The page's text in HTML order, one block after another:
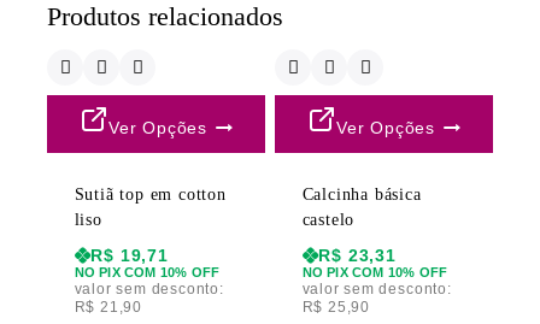
Produtos relacionados
Ver Opções
Sutiã top em cotton
liso
R$ 19,71
NO PIX COM 10% OFF
valor sem desconto:
R$ 21,90
Ver Opções
Calcinha básica
castelo
R$ 23,31
NO PIX COM 10% OFF
valor sem desconto:
R$ 25,90